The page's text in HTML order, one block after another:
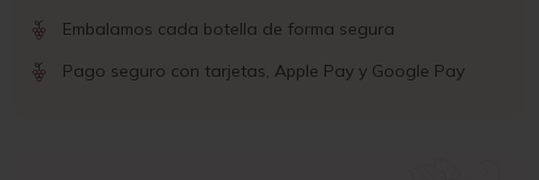
Embalamos cada botella de forma segura
Pago seguro con tarjetas, Apple Pay y Google Pay